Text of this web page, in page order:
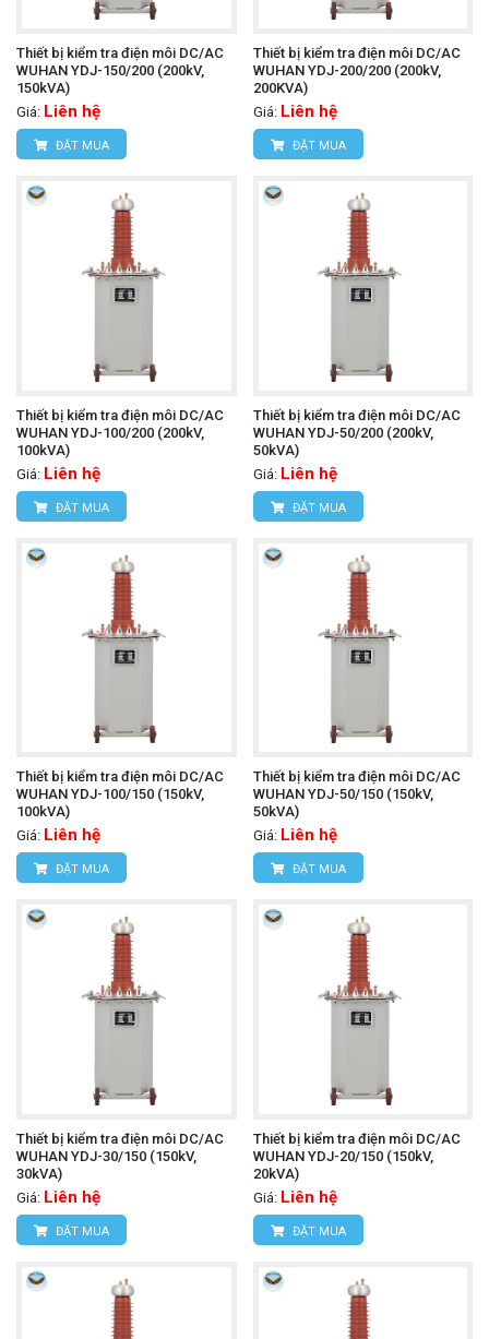
Thiết bị kiểm tra điện môi DC/AC
WUHAN YDJ-150/200 (200kV,
150kVA)
Giá: Liên hệ
ĐẶT MUA
Thiết bị kiểm tra điện môi DC/AC
WUHAN YDJ-200/200 (200kV,
200KVA)
Giá: Liên hệ
ĐẶT MUA
Thiết bị kiểm tra điện môi DC/AC
WUHAN YDJ-100/200 (200kV,
100kVA)
Giá: Liên hệ
ĐẶT MUA
Thiết bị kiểm tra điện môi DC/AC
WUHAN YDJ-50/200 (200kV,
50kVA)
Giá: Liên hệ
ĐẶT MUA
Thiết bị kiểm tra điện môi DC/AC
WUHAN YDJ-100/150 (150kV,
100kVA)
Giá: Liên hệ
ĐẶT MUA
Thiết bị kiểm tra điện môi DC/AC
WUHAN YDJ-50/150 (150kV,
50kVA)
Giá: Liên hệ
ĐẶT MUA
Thiết bị kiểm tra điện môi DC/AC
WUHAN YDJ-30/150 (150kV,
30kVA)
Giá: Liên hệ
ĐẶT MUA
Thiết bị kiểm tra điện môi DC/AC
WUHAN YDJ-20/150 (150kV,
20kVA)
Giá: Liên hệ
ĐẶT MUA